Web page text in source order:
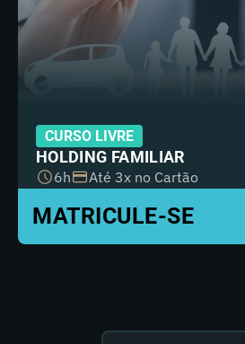
CURSO LIVRE
HOLDING FAMILIAR
6h Até 3x no Cartão